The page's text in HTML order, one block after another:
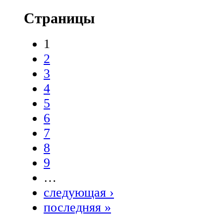
Страницы
1
2
3
4
5
6
7
8
9
…
следующая ›
последняя »